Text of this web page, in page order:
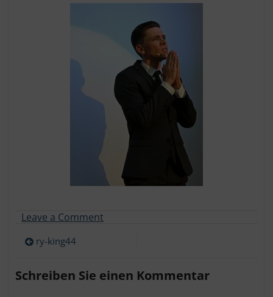
Leave a Comment
Beitragsnavigation
ry-king44
Schreiben Sie einen Kommentar